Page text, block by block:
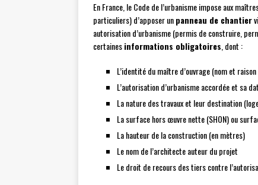
En France, le Code de l’urbanisme impose aux
particuliers) d’apposer unpanneau de chantier
autorisation d’urbanisme (permis de construire,
certainesinformations obligatoires , dont :
L’identité du maître d’ouvrage (nom et
L’autorisation d’urbanisme accordée et sa
La nature des travaux et leur destination
La surface hors œuvre nette (SHON) ou
La hauteur de la construction (en mètres)
Le nom de l’architecte auteur du projet
Le droit de recours des tiers contre